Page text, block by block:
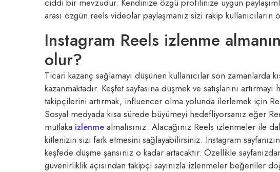
ciddi bir mevzudur. Kendinize özgü profilinize uygun
arası özgün reels videolar paylaşmanız sizi rakip kullanıcıların
Instagram Reels izlenme
olur?
Ticari kazanç sağlamayı düşünen kullanıcılar son zamanlarda
kazanmaktadır. Keşfet sayfasına düşmek ve satışlarını
takipçilerini artırmak, influencer olma yolunda ilerlemek için
Sosyal medyada kısa sürede büyümeyi hedefliyorsanız eğer
mutlaka izlenme almalısınız. Alacağınız Reels izlenmeler ile
kitlenizin sizi fark etmesini sağlayabilirsiniz. Instagram
keşfede düşme şansınız o kadar artacaktır. Özellikle
güvenirliklik açısından takipçi sayınızla izlenmeler beğeniler